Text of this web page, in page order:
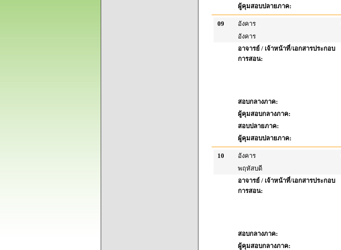
ผู้คุมสอบปลายภาค:
09 อังคาร
อังคาร
อาจารย์ / เจ้าหน้าที่/เอกสารประกอบ
การสอน:
สอบกลางภาค:
ผู้คุมสอบกลางภาค:
สอบปลายภาค:
ผู้คุมสอบปลายภาค:
10 อังคาร
พฤหัสบดี
อาจารย์ / เจ้าหน้าที่/เอกสารประกอบ
การสอน:
สอบกลางภาค:
ผู้คุมสอบกลางภาค: